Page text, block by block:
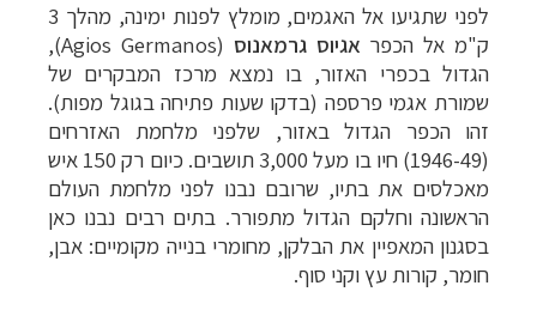
לפני שתגיעו אל האגמים, מומלץ לפנות ימינה, מהלך 3
ק"מ אל הכפר אגיוס גרמאנוס (
Agios Germanos
),
הגדול בכפרי האזור, בו נמצא מרכז המבקרים של
שמורת אגמי פרספה (בדקו שעות פתיחה בגוגל מפות).
זהו הכפר הגדול באזור, שלפני מלחמת האזרחים
(1946-49) חיו בו מעל 3,000 תושבים. כיום רק 150 איש
מאכלסים את בתיו, שרובם נבנו לפני מלחמת העולם
הראשונה וחלקם הגדול מתפורר. בתים רבים נבנו כאן
בסגנון המאפיין את הבלקן, מחומרי בנייה מקומיים: אבן,
חומר, קורות עץ וקני סוף.